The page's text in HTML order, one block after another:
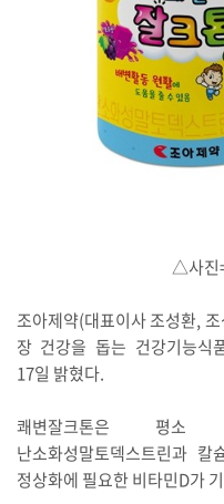
△사진
조아제약(대표이사 조성환,
장 건강을 돕는 건강기능식
17일 밝혔다.
쾌변잘크톤은 평
난소화성말토덱스트린과
정상화에 필요한 비타민D가